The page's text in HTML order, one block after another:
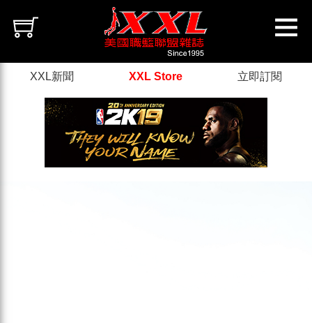
XXL新聞 XXL Store 立即訂閱